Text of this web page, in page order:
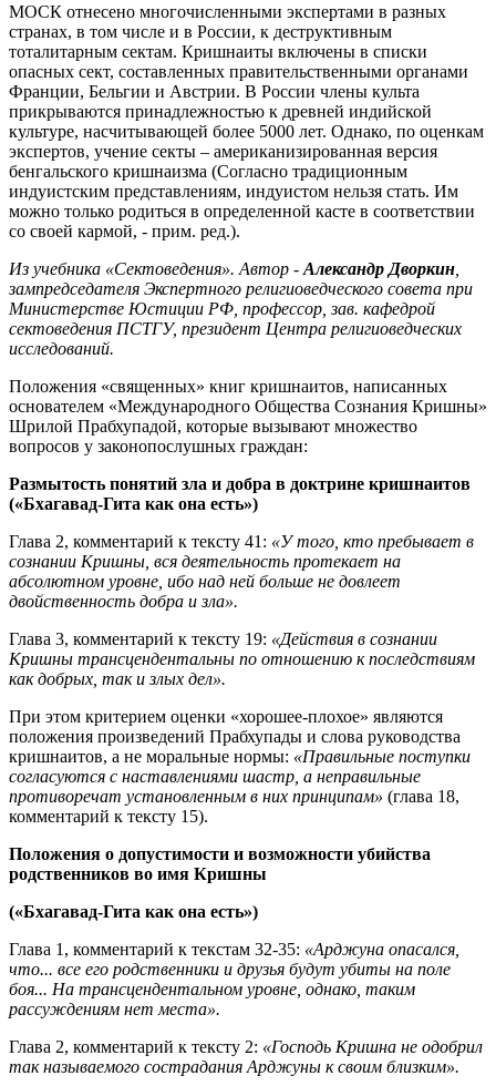
МОСК отнесено многочисленными экспертами в разных
странах, в том числе и в России, к деструктивным
тоталитарным сектам. Кришнаиты включены в списки
опасных сект, составленных правительственными органами
Франции, Бельгии и Австрии. В России члены культа
прикрываются принадлежностью к древней индийской
культуре, насчитывающей более 5000 лет. Однако, по оценкам
экспертов, учение секты – американизированная версия
бенгальского кришнаизма (Согласно традиционным
индуистским представлениям, индуистом нельзя стать. Им
можно только родиться в определенной касте в соответствии
со своей кармой, - прим. ред.).
Из учебника «Сектоведения». Автор - Александр Дворкин
зампредседателя Экспертного религиоведческого совета при
Министерстве Юстиции РФ, профессор, зав. кафедрой
сектоведения ПСТГУ, президент Центра религиоведческих
исследований.
Положения «священных» книг кришнаитов, написанных
основателем «Международного Общества Сознания Кришны»
Шрилой Прабхупадой, которые вызывают множество
вопросов у законопослушных граждан:
Размытость понятий зла и добра в доктрине кришнаитов
(«Бхагавад-Гита как она есть»)
Глава 2, комментарий к тексту 41: «У того, кто пребывает в
сознании Кришны, вся деятельность протекает на
абсолютном уровне, ибо над ней больше не довлеет
двойственность добра и зла».
Глава 3, комментарий к тексту 19: «Действия в сознании
Кришны трансцендентальны по отношению к последствиям
как добрых, так и злых дел».
При этом критерием оценки «хорошее-плохое» являются
положения произведений Прабхупады и слова руководства
кришнаитов, а не моральные нормы: «Правильные поступки
согласуются с наставлениями шастр, а неправильные
противоречат установленным в них принципам» (глава 18,
комментарий к тексту 15).
Положения о допустимости и возможности убийства
родственников во имя Кришны
(«Бхагавад-Гита как она есть»)
Глава 1, комментарий к текстам 32-35: «Арджуна опасался,
что... все его родственники и друзья будут убиты на поле
боя... На трансцендентальном уровне, однако, таким
рассуждениям нет места».
Глава 2, комментарий к тексту 2: «Господь Кришна не одобрил
так называемого сострадания Арджуны к своим близким».